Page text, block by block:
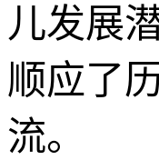
儿发展
顺应了
流。